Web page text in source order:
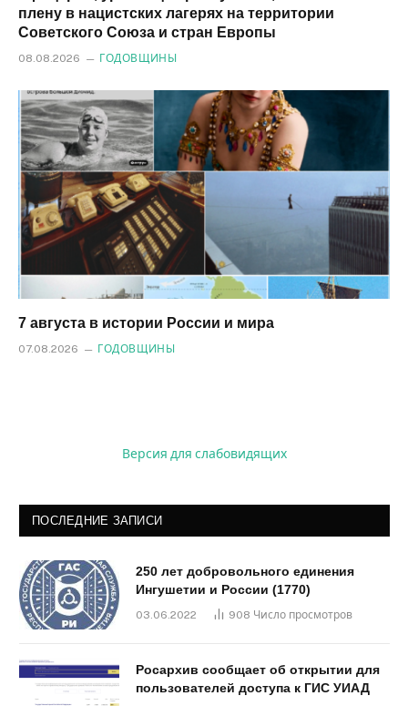
плену в нацистских лагерях на территории
Советского Союза и стран Европы
08.08.2026 ГОДОВЩИНЫ
7 августа в истории России и мира
07.08.2026 ГОДОВЩИНЫ
Версия для слабовидящих
ПОСЛЕДНИЕ ЗАПИСИ
250 лет добровольного единения
Ингушетии и России (1770)
03.06.2022 908 Число просмотров
Росархив сообщает об открытии для
пользователей доступа к ГИС УИАД